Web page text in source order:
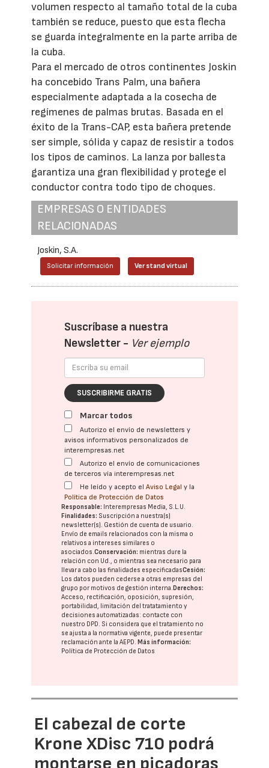
volumen respecto al tamaño total de la cuba
también se reduce, puesto que esta flecha
se guarda íntegralmente en la parte arriba de
la cuba.
Para el mercado de otros continentes Joskin
ha concebido Trans Palm, una bañera
especialmente adaptada a la cosecha de
regímenes de palmas brutas. Basada en el
éxito de la Trans-CAP, esta bañera pretende
ser simple, sólida y capaz de resistir a todos
los tipos de caminos. La lanza por ballesta
garantiza una gran flexibilidad y protege el
conductor contra todo tipo de choques.
EMPRESAS O ENTIDADES
RELACIONADAS
Joskin, S.A.
Solicitar información Ver stand virtual
Suscríbase a nuestra
Newsletter - Ver ejemplo
SUSCRIBIRME GRATIS
Marcar todos
Autorizo el envío de newsletters y
avisos informativos personalizados de
interempresas.net
Autorizo el envío de comunicaciones
de terceros vía interempresas.net
He leído y acepto elAviso Legal y la
Política de Protección de Datos
Responsable: Interempresas Media, S.L.U.
Finalidades: Suscripción a nuestra(s)
newsletter(s). Gestión de cuenta de usuario.
Envío de emails relacionados con la misma o
relativos a intereses similares o
asociados.Conservación: mientras dure la
relación con Ud., o mientras sea necesario para
llevar a cabo las finalidades especificadasCesión:
Los datos pueden cederse a otras empresas del
grupo por motivos de gestión interna.Derechos:
Acceso, rectificación, oposición, supresión,
portabilidad, limitación del tratatamiento y
decisiones automatizadas: contacte con
nuestro DPD . Si considera que el tratamiento no
se ajusta a la normativa vigente, puede presentar
reclamación ante laAEPD .Más información:
Política de Protección de Datos
El cabezal de corte
Krone XDisc 710 podrá
montarse en picadoras